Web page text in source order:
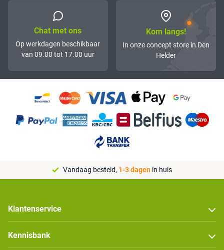
Chat met ons
Op werkdagen beschikbaar
van 09.00 tot 17.00 uur
Kom langs!
In onze concept store in Den
Helder
Vandaag besteld, 1-3 dagen in huis
Klantenservice
Kennisbank